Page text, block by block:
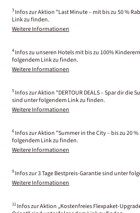
3 Infos zur Aktion "Last Minute – mit bis zu 50 %
Link zu finden.
Weitere Informationen
4 Infos zu unseren Hotels mit bis zu 100%
folgendem Link zu finden.
Weitere Informationen
5 Infos zur Aktion "DERTOUR DEALS – Spar dir die
sind unter folgendem Link zu finden.
Weitere Informationen
6 Infos zur Aktion "Summer in the City – bis zu 20
folgendem Link zu finden.
Weitere Informationen
9 Infos zur 3 Tage Bestpreis-Garantie sind unter
Weitere Informationen
11 Infos zur Aktion „Kostenfreies Flexpaket-